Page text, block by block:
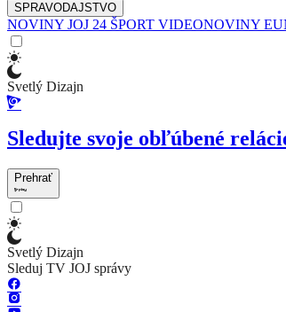
SPRAVODAJSTVO
NOVINY JOJ 24 ŠPORT VIDEONOVINY
Svetlý Dizajn
Sledujte svoje obľúbené
Prehrať
Svetlý Dizajn
Sleduj TV JOJ správy